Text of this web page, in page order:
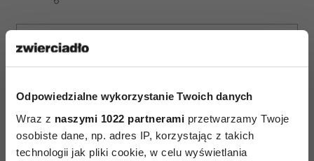
Odpowiedzialne wykorzystanie Twoich danych
Wraz z naszymi 1022 partnerami przetwarzamy Twoje
osobiste dane, np. adres IP, korzystając z takich
technologii jak pliki cookie, w celu wyświetlania